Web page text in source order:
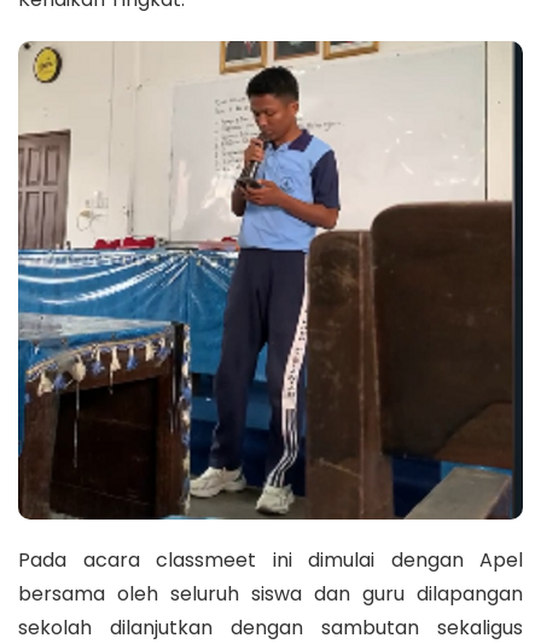
Pada acara classmeet ini dimulai dengan Apel
bersama oleh seluruh siswa dan guru dilapangan
sekolah dilanjutkan dengan sambutan sekaligus